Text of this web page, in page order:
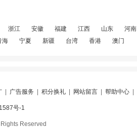
浙江 安徽 福建 江西 山东
河南
海 宁夏 新疆 台湾 香港 澳门
广告服务 积分换礼 网站留言 帮助中心
号-1
Reserved